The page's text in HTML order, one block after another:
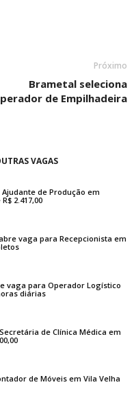
Próximo
Brametal seleciona
de Empilhadeira
VAGAS
de Produção em
2.417,00
vaga para Recepcionista em
vaga para Operador Logístico
diárias
de Clínica Médica em
de Móveis em Vila Velha